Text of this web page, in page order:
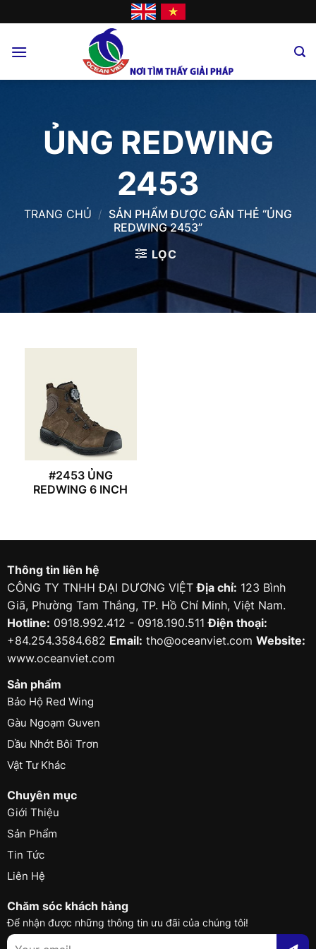
to
ỦNG REDWING
2453
TRANG CHỦ / SẢN PHẨM ĐƯỢC GẮN THẺ “ỦNG
REDWING 2453”
LỌC
#2453 ỦNG
REDWING 6 INCH
Thông tin liên hệ
CÔNG TY TNHH ĐẠI DƯƠNG VIỆTĐịa chỉ: 123 Bình
Giã, Phường Tam Thắng, TP. Hồ Chí Minh, Việt Nam.
Hotline: 0918.992.412 - 0918.190.511Điện thoại:
+84.254.3584.682 Email: tho@oceanviet.com Website:
www.oceanviet.com
Sản phẩm
Bảo Hộ Red Wing
Gàu Ngoạm Guven
Dầu Nhớt Bôi Trơn
Vật Tư Khác
Chuyên mục
Giới Thiệu
Sản Phẩm
Tin Tức
Liên Hệ
Chăm sóc khách hàng
Để nhận được những thông tin ưu đãi của chúng tôi!